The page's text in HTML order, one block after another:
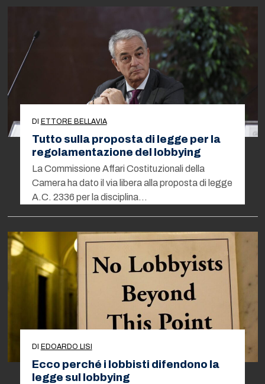
DI ETTORE BELLAVIA
Tutto sulla proposta di legge per la
regolamentazione del lobbying
La Commissione Affari Costituzionali della
Camera ha dato il via libera alla proposta di legge
A.C. 2336 per la disciplina…
DI EDOARDO LISI
Ecco perché i lobbisti difendono la
legge sul lobbying